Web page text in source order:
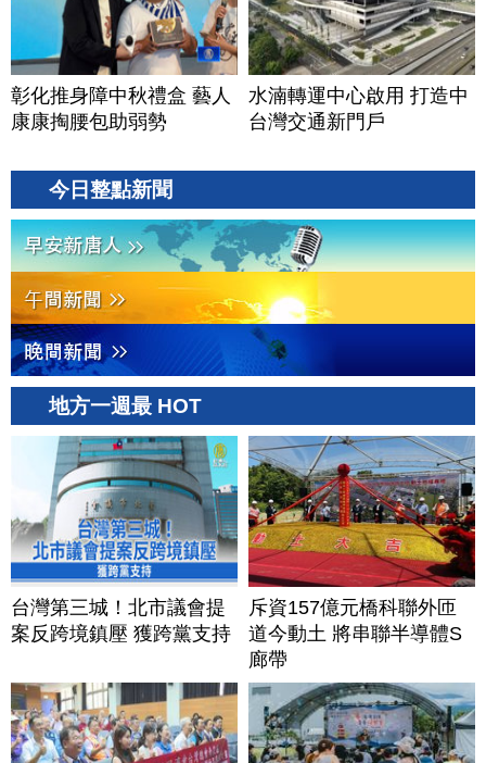
彰化推身障中秋禮盒 藝人
康康掏腰包助弱勢
水湳轉運中心啟用 打造中
台灣交通新門戶
今日整點新聞
地方一週最 HOT
台灣第三城！北市議會提
案反跨境鎮壓 獲跨黨支持
斥資157億元橋科聯外匝
道今動土 將串聯半導體S
廊帶